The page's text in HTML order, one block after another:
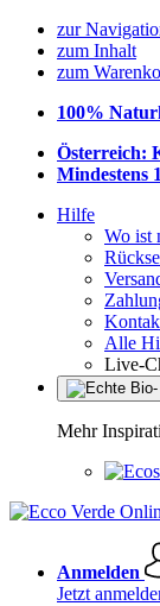
zur
zum Inhalt
zum
100%
Österreich:
Mindestens
Hilfe
Wo ist
Alle
Live-
Mehr
Anmelden
Jetzt